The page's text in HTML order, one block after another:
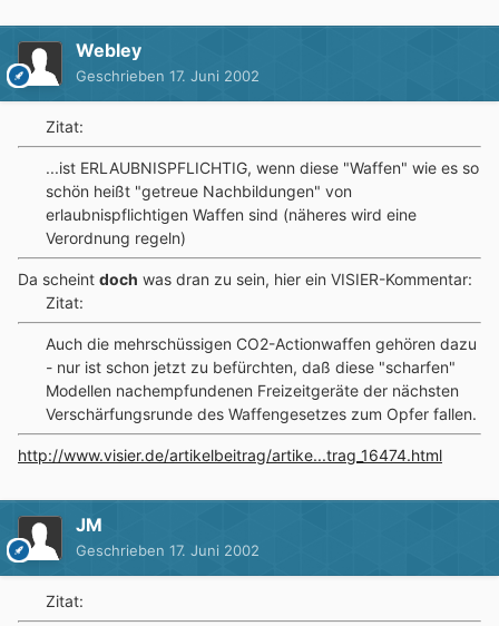
Webley
Geschrieben 17. Juni 2002
Zitat:
...ist ERLAUBNISPFLICHTIG, wenn diese "Waffen" wie es so
schön heißt "getreue Nachbildungen" von
erlaubnispflichtigen Waffen sind (näheres wird eine
Verordnung regeln)
Da scheint doch was dran zu sein, hier ein VISIER-Kommentar:
Zitat:
Auch die mehrschüssigen CO2-Actionwaffen gehören dazu
- nur ist schon jetzt zu befürchten, daß diese "scharfen"
Modellen nachempfundenen Freizeitgeräte der nächsten
Verschärfungsrunde des Waffengesetzes zum Opfer fallen.
http://www.visier.de/artikelbeitrag/artike...trag_16474.html
JM
Geschrieben 17. Juni 2002
Zitat: